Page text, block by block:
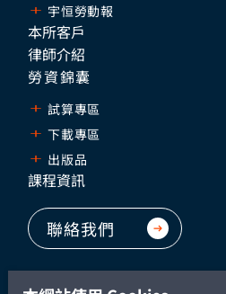
宇恒勞動報
本所客戶
律師介紹
勞資錦囊
試算專區
下載專區
出版品
課程資訊
聯絡我們